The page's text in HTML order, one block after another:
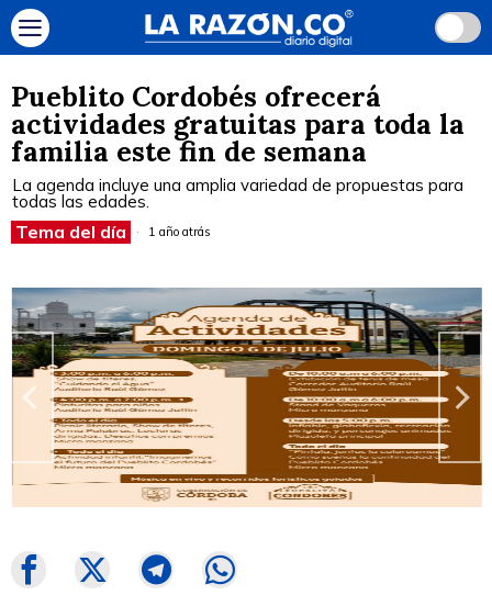
Pueblito Cordobés ofrecerá
actividades gratuitas para toda la
familia este fin de semana
La agenda incluye una amplia variedad de propuestas para
todas las edades.
Tema del día 1 año atrás